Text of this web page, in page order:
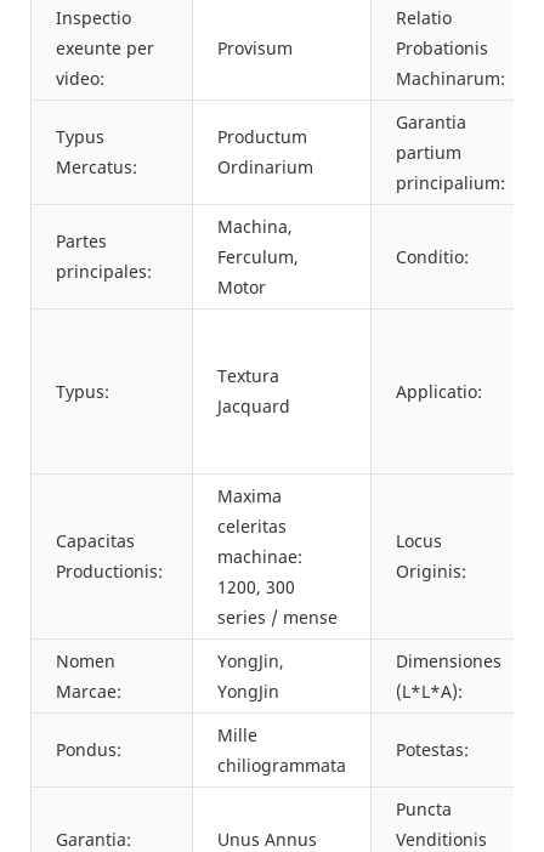
Inspectio
exeunte per
video:
Provisum
Relatio
Probationis
Machinarum:
Typus
Mercatus:
Productum
Ordinarium
Garantia
partium
principalium:
Partes
principales:
Machina,
Ferculum,
Motor
Conditio:
Typus:
Textura
Jacquard
Applicatio:
Capacitas
Productionis:
Maxima
celeritas
machinae:
1200, 300
series / mense
Locus
Originis:
Nomen
Marcae:
YongJin,
YongJin
Dimensiones
(L*L*A):
Pondus:
Mille
chiliogrammata
Potestas:
Garantia: Unus Annus
Puncta
Venditionis